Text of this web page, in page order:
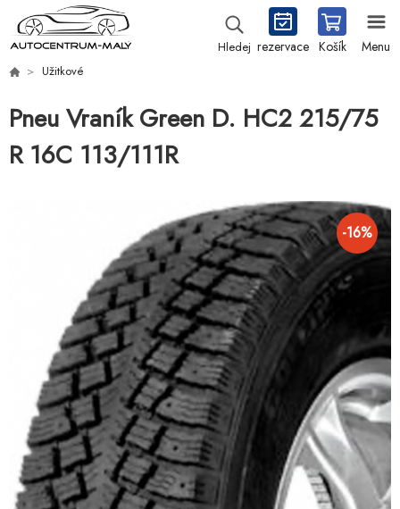
Hledej rezervace Košík Menu
Užitkové
Pneu Vraník Green D. HC2 215/75
R 16C 113/111R
-16%